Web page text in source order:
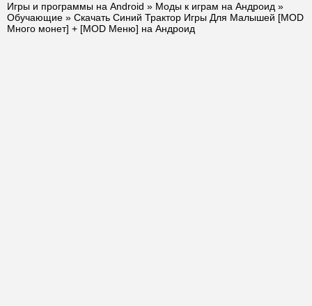
Игры и программы на Android » Моды к играм на Андроид »
Обучающие » Скачать Синий Трактор Игры Для Малышей [MOD
Много монет] + [MOD Меню] на Андроид